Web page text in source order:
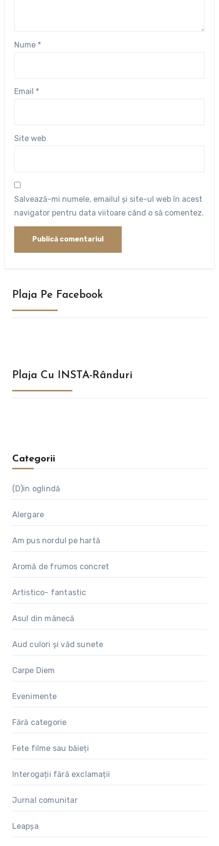
Nume *
Email *
Site web
Salvează-mi numele, emailul și site-ul web în acest
navigator pentru data viitoare când o să comentez.
Plaja Pe Facebook
Plaja Cu INSTA-Rânduri
Categorii
(D)in oglindă
Alergare
Am pus nordul pe hartă
Aromă de frumos concret
Artistico- fantastic
Asul din mânecă
Aud culori și văd sunete
Carpe Diem
Evenimente
Fără categorie
Fete filme sau băieți
Interogații fără exclamații
Jurnal comunitar
Leapșa